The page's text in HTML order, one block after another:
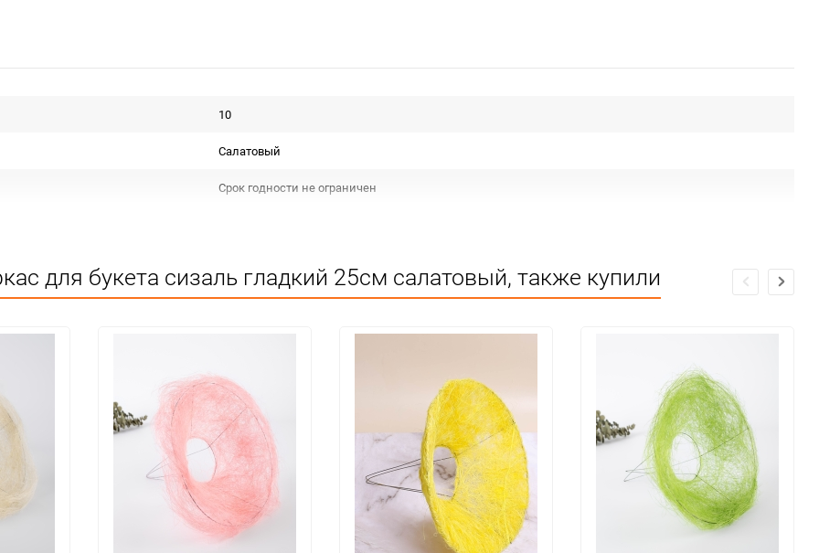
10
Салатовый
Срок годности не ограничен
Не подлежит сертификации
Особых условий не требует
240
шт
для букета сизаль гладкий 25см салатовый, также купили